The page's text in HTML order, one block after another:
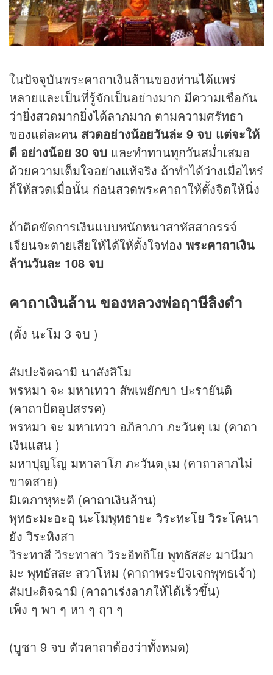
ในปัจจุบันพระคาถาเงินล้านของท่านได้แพร่
หลายและเป็นที่รู้จักเป็นอย่างมาก มีความเชื่อกัน
ว่ายิ่งสวดมากยิ่งได้ลาภมาก ตามความศรัทธา
ของแต่ละคน สวดอย่างน้อยวันล่ะ 9 จบ แต่จะให้
ดี อย่างน้อย 30 จบ และทำทานทุกวันสม่ำเสมอ
ด้วยความเต็มใจอย่างแท้จริง ถ้าทำได้ว่างเมื่อไหร่
ก็ให้สวดเมื่อนั้น ก่อนสวดพระคาถาให้ตั้งจิตให้นิ่ง
ถ้าติดขัดการเงินแบบหนักหนาสาหัสสากรรจ์
เจียนจะตายเสียให้ได้ให้ตั้งใจท่อง พระคาถาเงิน
ล้านวันละ 108 จบ
คาถาเงินล้าน ของหลวงพ่อฤาษีลิงดำ
(ตั้ง นะโม 3 จบ )
สัมปะจิตฉามิ นาสังสิโม
พรหมา จะ มหาเทวา สัพเพยักขา ปะรายันติ
(คาถาปัดอุปสรรค)
พรหมา จะ มหาเทวา อภิลาภา ภะวันตุ เม (คาถา
เงินแสน )
มหาปุญโญ มหาลาโภ ภะวันต ุเม (คาถาลาภไม่
ขาดสาย)
มิเตภาหุหะติ (คาถาเงินล้าน)
พุทธะมะอะอุ นะโมพุทธายะ วิระทะโย วิระโคนา
ยัง วิระหิงสา
วิระทาสี วิระทาสา วิระอิทถิโย พุทธัสสะ มานีมา
มะ พุทธัสสะ สวาโหม (คาถาพระปัจเจกพุทธเจ้า)
สัมปะติจฉามิ (คาถาเร่งลาภให้ได้เร็วขึ้น)
เพ็ง ๆ พา ๆ หา ๆ ฤา ๆ
(บูชา 9 จบ ตัวคาถาต้องว่าทั้งหมด)